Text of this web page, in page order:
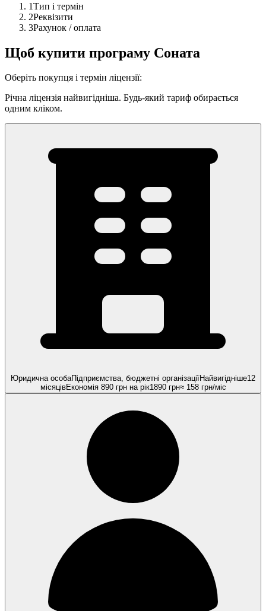
1Тип і термін
2Реквізити
3Рахунок / оплата
Щоб купити програму Соната
Оберіть покупця і термін ліцензії:
Річна ліцензія найвигідніша. Будь-який тариф обирається
одним кліком.
Юридична особаПідприємства, бюджетні організаціїНайвигідніше12
місяцівЕкономія 890грн на рік1890грн≈ 158грн/міс